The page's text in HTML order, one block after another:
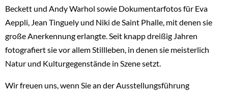
Beckett und Andy Warhol sowie Dokumentarfotos für Eva
Aeppli, Jean Tinguely und Niki de Saint Phalle, mit denen sie
große Anerkennung erlangte. Seit knapp dreißig Jahren
fotografiert sie vor allem Stillleben, in denen sie meisterlich
Natur und Kulturgegenstände in Szene setzt.
Wir freuen uns, wenn Sie an der Ausstellungsführung